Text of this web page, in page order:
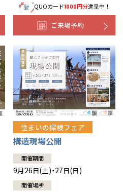
QUOカード1000円分進呈中！
ご来場予約
住まいの探検フェア
構造現場公開
開催期間
9月26日(土)・27日(日)
開催場所